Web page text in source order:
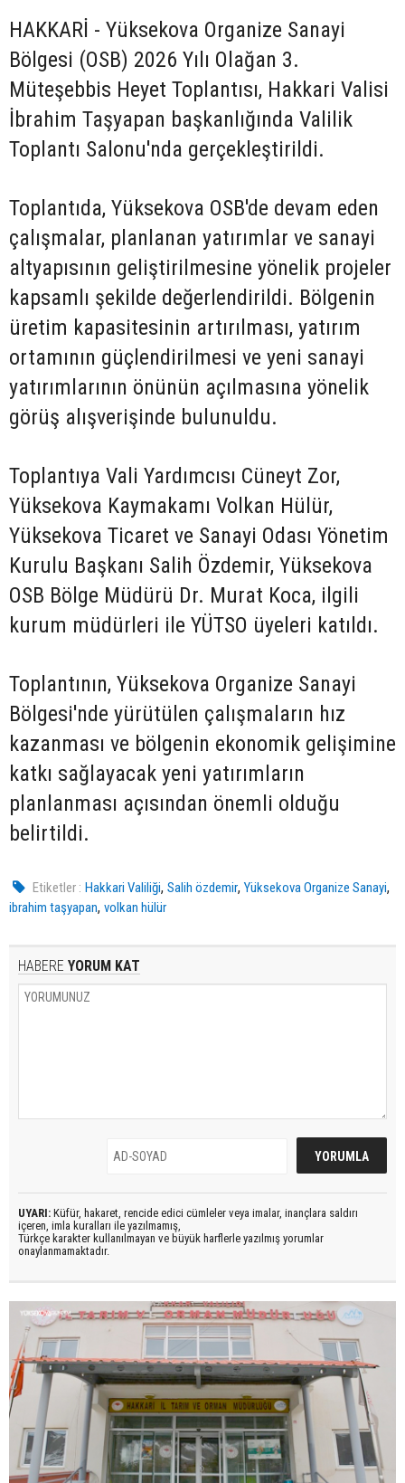
HAKKARİ - Yüksekova Organize Sanayi
Bölgesi (OSB) 2026 Yılı Olağan 3.
Müteşebbis Heyet Toplantısı, Hakkari Valisi
İbrahim Taşyapan başkanlığında Valilik
Toplantı Salonu'nda gerçekleştirildi.
Toplantıda, Yüksekova OSB'de devam eden
çalışmalar, planlanan yatırımlar ve sanayi
altyapısının geliştirilmesine yönelik projeler
kapsamlı şekilde değerlendirildi. Bölgenin
üretim kapasitesinin artırılması, yatırım
ortamının güçlendirilmesi ve yeni sanayi
yatırımlarının önünün açılmasına yönelik
görüş alışverişinde bulunuldu.
Toplantıya Vali Yardımcısı Cüneyt Zor,
Yüksekova Kaymakamı Volkan Hülür,
Yüksekova Ticaret ve Sanayi Odası Yönetim
Kurulu Başkanı Salih Özdemir, Yüksekova
OSB Bölge Müdürü Dr. Murat Koca, ilgili
kurum müdürleri ile YÜTSO üyeleri katıldı.
Toplantının, Yüksekova Organize Sanayi
Bölgesi'nde yürütülen çalışmaların hız
kazanması ve bölgenin ekonomik gelişimine
katkı sağlayacak yeni yatırımların
planlanması açısından önemli olduğu
belirtildi.
Etiketler : Hakkari Valiliği,Salih özdemir,Yüksekova Organize Sanayi,
ibrahim taşyapan, volkan hülür
HABERE YORUM KAT
UYARI: Küfür, hakaret, rencide edici cümleler veya imalar, inançlara saldırı
içeren, imla kuralları ile yazılmamış,
Türkçe karakter kullanılmayan ve büyük harflerle yazılmış yorumlar
onaylanmamaktadır.